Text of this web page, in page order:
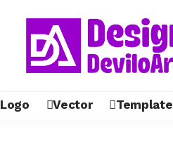
Vector Template